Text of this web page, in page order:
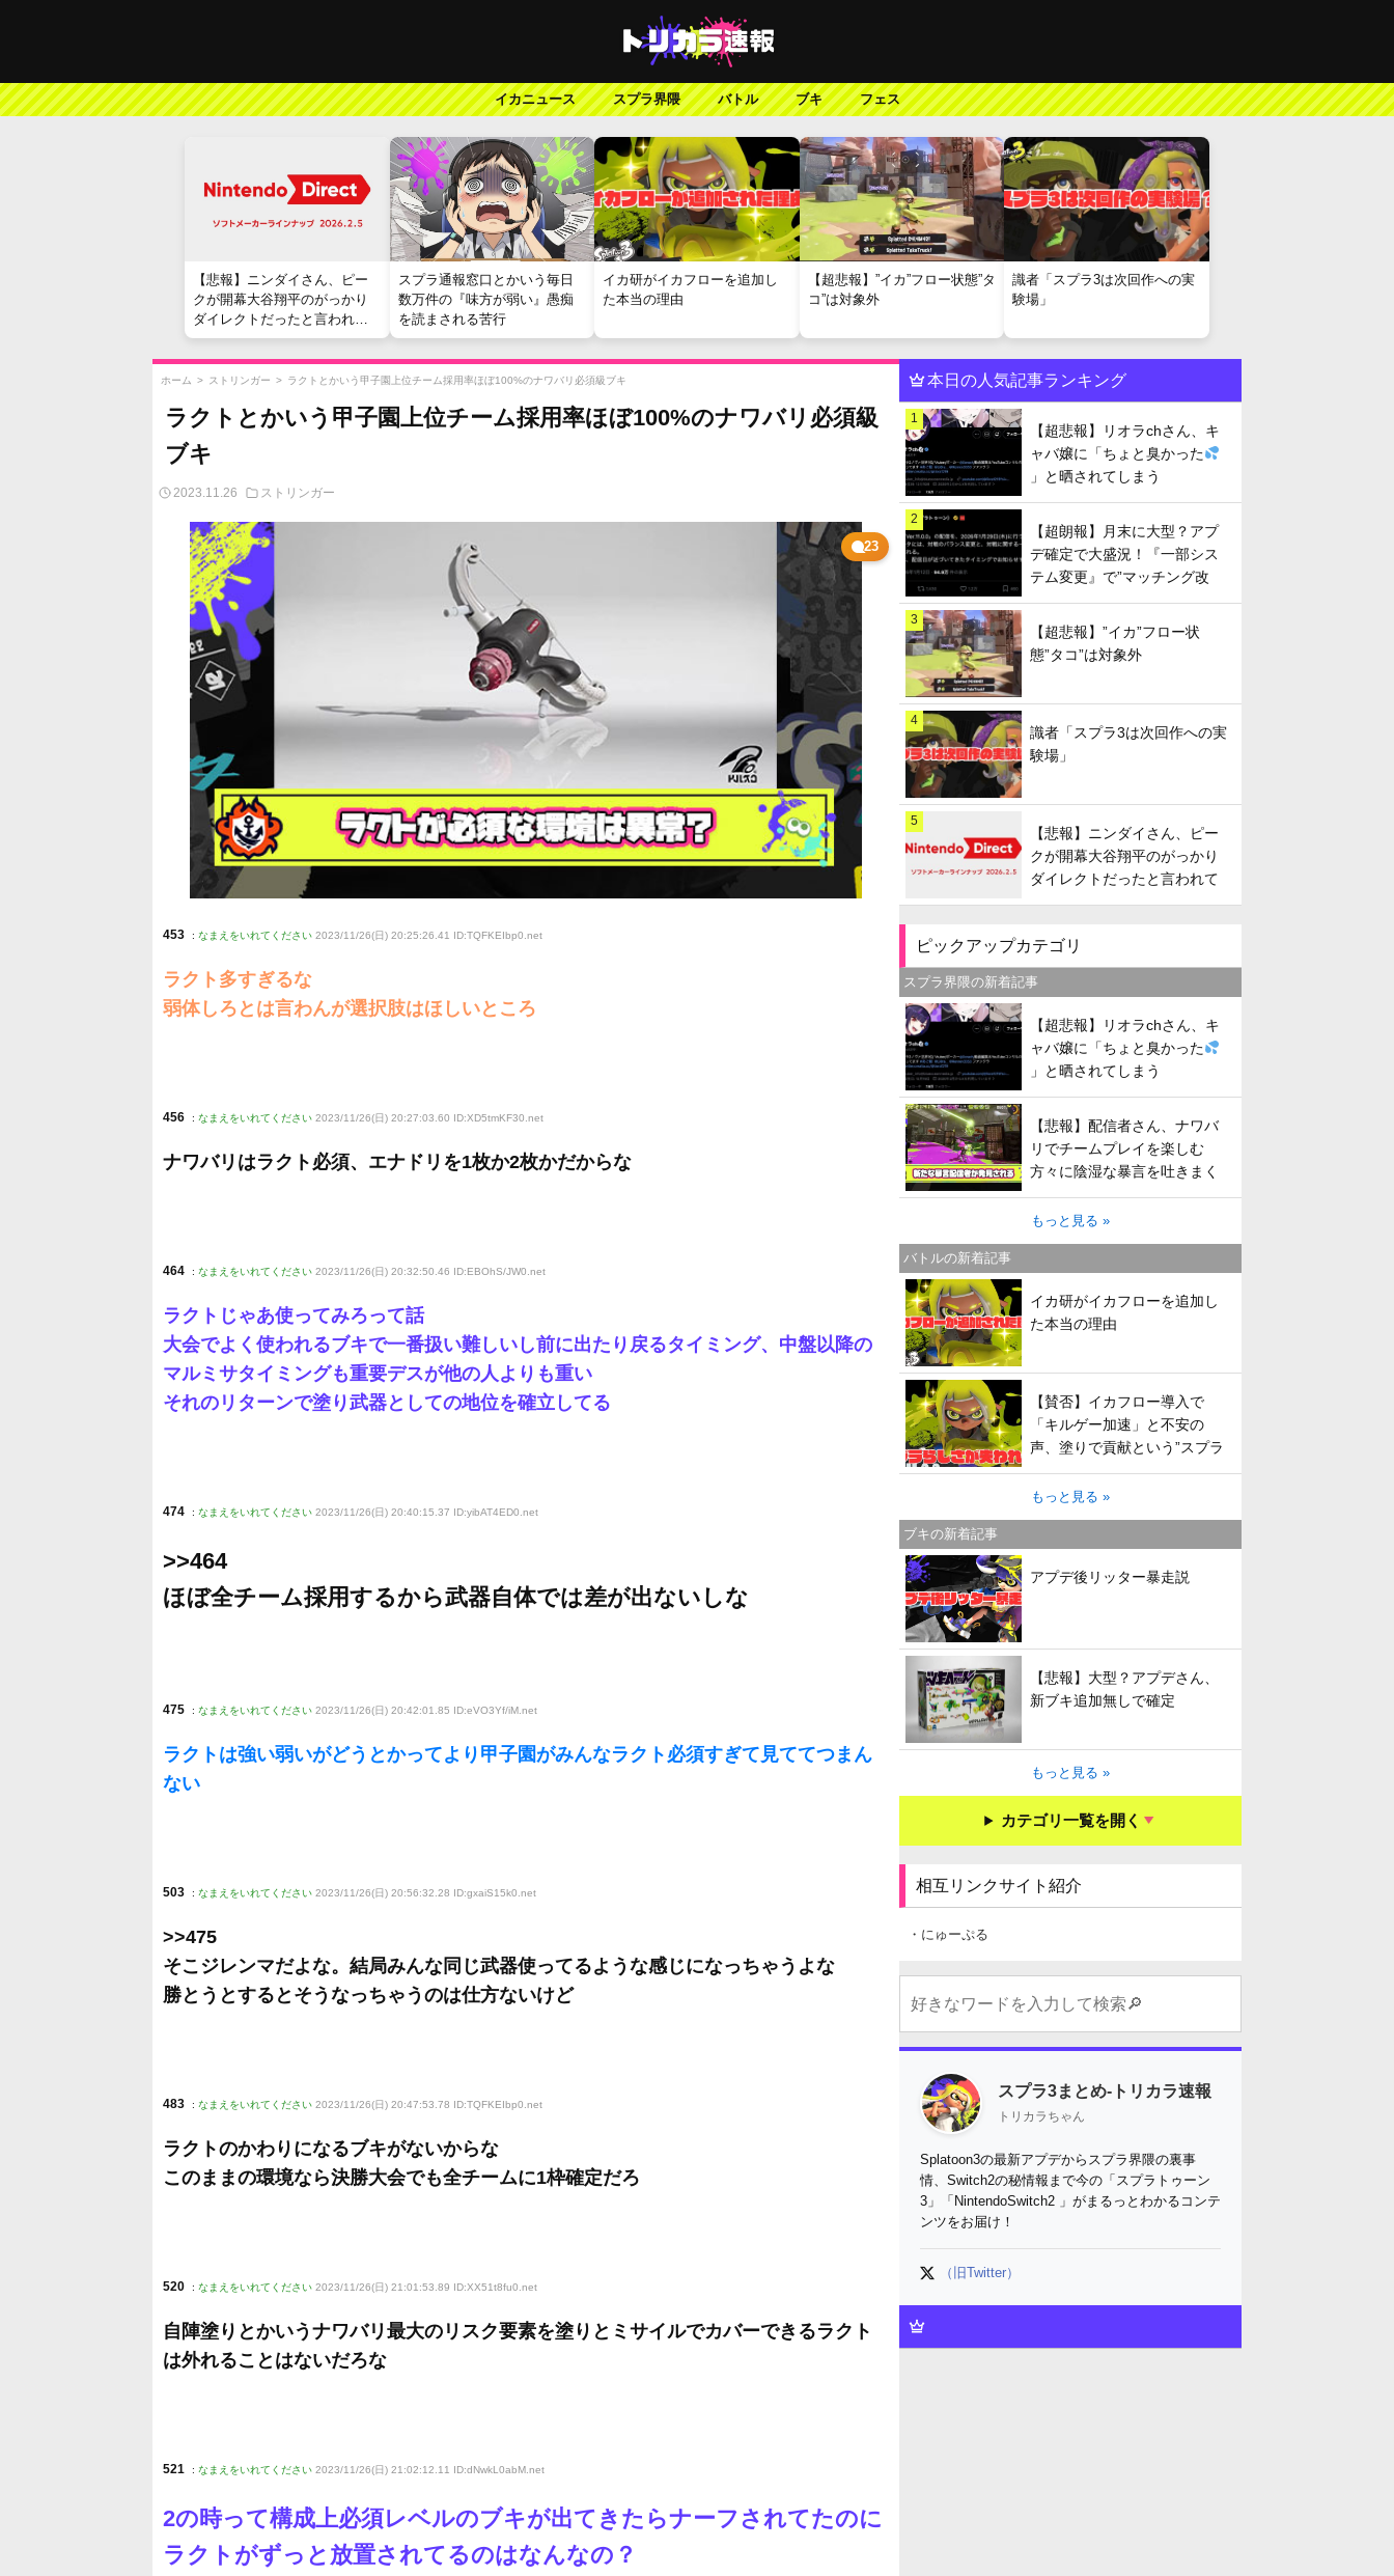
イカニュース スプラ界隈 バトル ブキ フェス
【悲報】ニンダイさん、ピー
クが開幕大谷翔平のがっかり
ダイレクトだったと言われて
しまう
スプラ通報窓口とかいう毎日
数万件の『味方が弱い』愚痴
を読まされる苦行
イカ研がイカフローを追加し
た本当の理由
【超悲報】”イカ”フロー状態”タ
コ”は対象外
識者「スプラ3は次回作への実
験場」
ホーム > ストリンガー > ラクトとかいう甲子園上位チーム採用率ほぼ100%のナワバリ必須級ブキ
ラクトとかいう甲子園上位チーム採用率ほぼ100%のナワバリ必須級
ブキ
2023.11.26 ストリンガー
23
453 : なまえをいれてください 2023/11/26(日) 20:25:26.41 ID:TQFKEIbp0 .net
ラクト多すぎるな
弱体しろとは言わんが選択肢はほしいところ
456 : なまえをいれてください 2023/11/26(日) 20:27:03.60 ID:XD5tmKF30 .net
ナワバリはラクト必須、エナドリを1枚か2枚かだからな
464 : なまえをいれてください 2023/11/26(日) 20:32:50.46 ID:EBOhS/JW0.net
ラクトじゃあ使ってみろって話
大会でよく使われるブキで一番扱い難しいし前に出たり戻るタイミング、中盤以降の
マルミサタイミングも重要デスが他の人よりも重い
それのリターンで塗り武器としての地位を確立してる
474 : なまえをいれてください 2023/11/26(日) 20:40:15.37 ID:yibAT4ED0.net
>>464
ほぼ全チーム採用するから武器自体では差が出ないしな
475 : なまえをいれてください 2023/11/26(日) 20:42:01.85 ID:eVO3Yf/iM .net
ラクトは強い弱いがどうとかってより甲子園がみんなラクト必須すぎて見ててつまん
ない
503 : なまえをいれてください 2023/11/26(日) 20:56:32.28 ID:gxaiS15k0 .net
>>475
そこジレンマだよな。結局みんな同じ武器使ってるような感じになっちゃうよな
勝とうとするとそうなっちゃうのは仕方ないけど
483 : なまえをいれてください 2023/11/26(日) 20:47:53.78 ID:TQFKEIbp0 .net
ラクトのかわりになるブキがないからな
このままの環境なら決勝大会でも全チームに1枠確定だろ
520 : なまえをいれてください 2023/11/26(日) 21:01:53.89 ID:XX51t8fu0 .net
自陣塗りとかいうナワバリ最大のリスク要素を塗りとミサイルでカバーできるラクト
は外れることはないだろな
521 : なまえをいれてください 2023/11/26(日) 21:02:12.11 ID:dNwkL0abM.net
2の時って構成上必須レベルのブキが出てきたらナーフされてたのに
ラクトがずっと放置されてるのはなんなの？
本日の人気記事ランキング
1
【超悲報】リオラchさん、キ
ャバ嬢に「ちょと臭かった
」と晒されてしまう
2
【超朗報】月末に大型？アプ
デ確定で大盛況！『一部シス
テム変更』で”マッチング改
善”への期待が高まる
3
【超悲報】”イカ”フロー状
態”タコ”は対象外
4
識者「スプラ3は次回作への実
験場」
5
【悲報】ニンダイさん、ピー
クが開幕大谷翔平のがっかり
ダイレクトだったと言われて
しまう
ピックアップカテゴリ
スプラ界隈の新着記事
【超悲報】リオラchさん、キ
ャバ嬢に「ちょと臭かった
」と晒されてしまう
【悲報】配信者さん、ナワバ
リでチームプレイを楽しむ
方々に陰湿な暴言を吐きまく
ってしまう
もっと見る »
バトルの新着記事
イカ研がイカフローを追加し
た本当の理由
【賛否】イカフロー導入で
「キルゲー加速」と不安の
声、塗りで貢献という”スプラ
らしさ”は失われてしまうのか
もっと見る »
ブキの新着記事
アプデ後リッター暴走説
【悲報】大型？アプデさん、
新ブキ追加無しで確定
もっと見る »
カテゴリ一覧を開く
相互リンクサイト紹介
・にゅーぷる
スプラ3まとめ-トリカラ速報
トリカラちゃん
Splatoon3の最新アプデからスプラ界隈の裏事
情、Switch2の秘情報まで今の「スプラトゥーン
3」「NintendoSwitch2 」がまるっとわかるコンテ
ンツをお届け！
（旧Twitter）